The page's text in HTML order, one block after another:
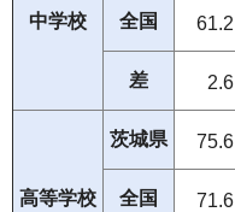
中学校 全国 61.2
差 2.6
高等学校
茨城県 75.6
全国 71.6